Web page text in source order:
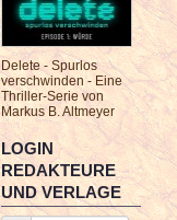
Delete - Spurlos
verschwinden - Eine
Thriller-Serie von
Markus B. Altmeyer
LOGIN
REDAKTEURE
UND VERLAGE